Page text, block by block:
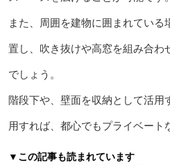
また、周囲を建物に囲まれてい
置し、吹き抜けや高窓を組み合わ
でしょう。
階段下や、壁面を収納として活用
用すれば、都心でもプライベート
▼この記事も読まれています